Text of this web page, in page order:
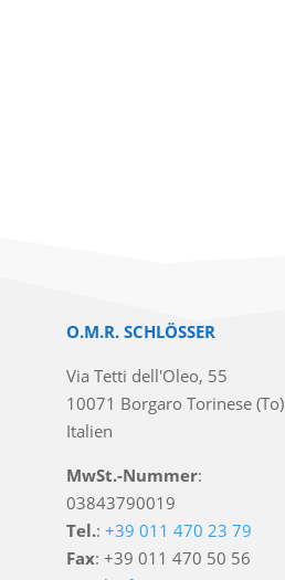
O.M.R. SCHLÖSSER
Via Tetti dell'Oleo, 55
10071 Borgaro Torinese (To)
Italien
MwSt.-Nummer:
03843790019
Tel.:+39 011 470 23 79
Fax: +39 011 470 50 56